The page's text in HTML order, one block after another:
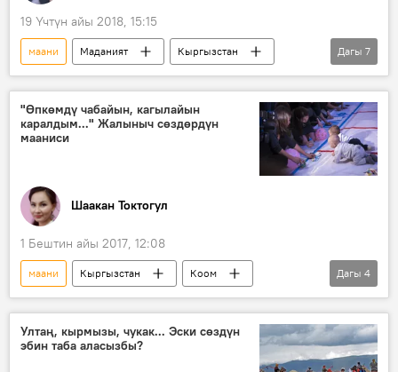
19 Үчтүн айы 2018, 15:15
маани Маданият
Кыргызстан
Викториналар
Коом
Жаңылыктар
кыргыз тили
сөз
тест
Кыргызча тесттер
Дагы 7
"Өпкөмдү чабайын, кагылайын
каралдым..." Жалыныч сөздөрдүн
мааниси
Шаакан Токтогул
1 Бештин айы 2017, 12:08
маани Кыргызстан
Коом
Жаңылыктар
Колумнисттер
жалыныч
Дагы 4
Ултаң, кырмызы, чукак... Эски сөздүн
эбин таба аласызбы?